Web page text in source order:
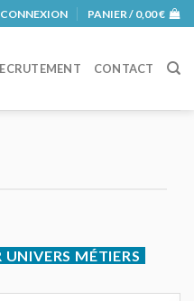
CONNEXION PANIER / 0,00€
CONTACT
UNIVERS MÉTIERS